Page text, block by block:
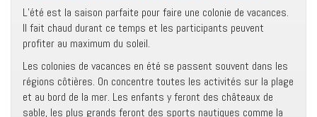
L’été est la saison parfaite pour faire une colonie de vacances.
Il fait chaud durant ce temps et les participants peuvent
profiter au maximum du soleil.
Les colonies de vacances en été se passent souvent dans les
régions côtières. On concentre toutes les activités sur la plage
et au bord de la mer. Les enfants y feront des châteaux de
sable, les plus grands feront des sports nautiques comme la